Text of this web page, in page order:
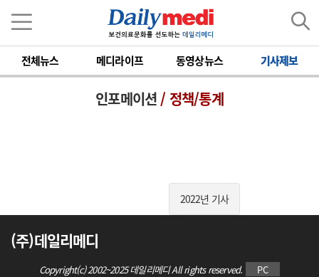
전체뉴스 메디라이프 동영상뉴스 기사제보
인포메이션/ 정책/통계
2022년 기사
(주)데일리메디
Copyright(c) 2002~2025 데일리메디 All rights reserved. PC